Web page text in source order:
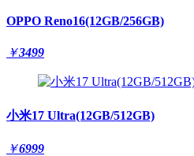
OPPO Reno16(12GB/256GB)
￥3499
小米17 Ultra(12GB/512GB)
￥6999